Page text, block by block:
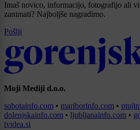
Imaš novico, informacijo, fotografijo ali
zanimati? Najboljše nagradimo.
Pošlji
Moji Mediji d.o.o.
sobotainfo.com • mariborinfo.com •
dolenjskainfo.com • ljubljanainfo.com •
tvidea.si